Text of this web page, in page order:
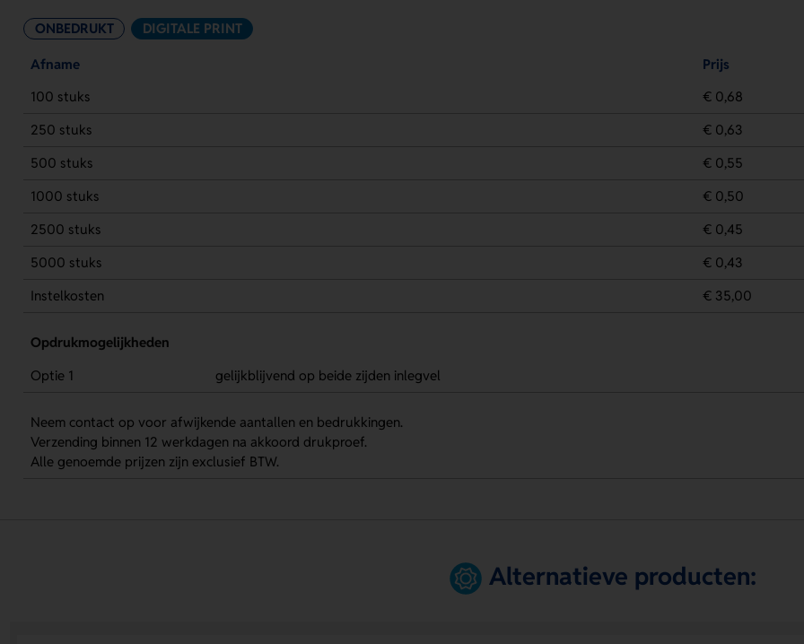
ONBEDRUKT DIGITALE PRINT
Afname
Prijs
100 stuks
€ 0,68
250 stuks
€ 0,63
500 stuks
€ 0,55
1000 stuks
€ 0,50
2500 stuks
€ 0,45
5000 stuks
€ 0,43
Instelkosten
€ 35,00
Opdrukmogelijkheden
Optie 1
gelijkblijvend op beide zijden inlegvel
Neem contact op voor afwijkende aantallen en bedrukkingen.
Verzending binnen 12 werkdagen na akkoord drukproef.
Alle genoemde prijzen zijn exclusief BTW.
Alternatieve producten: